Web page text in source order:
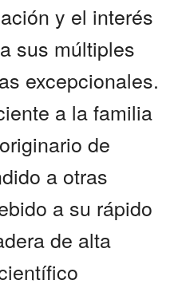
y el interés
sus múltiples
excepcionales.
a la familia
de
a otras
a su rápido
de alta